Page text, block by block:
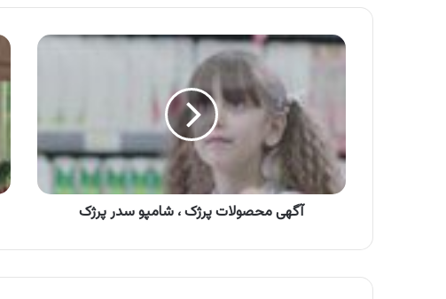
آگهی
محصولات
سدر
پرژک
آگهی محصولات پرژک ، شامپو سدر پرژک